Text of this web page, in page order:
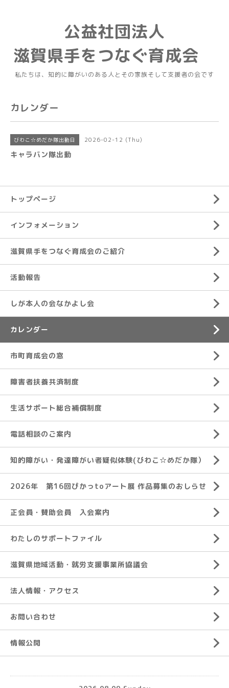
公益社団法人
滋賀県手をつなぐ育成会
私たちは、知的に障がいのある人とその家族そして支援者の会です
カレンダー
びわこ☆めだか隊出動日 2026-02-12 (Thu)
キャラバン隊出動
トップページ
インフォメーション
滋賀県手をつなぐ育成会のご紹介
活動報告
しが本人の会なかよし会
カレンダー
市町育成会の窓
障害者扶養共済制度
生活サポート総合補償制度
電話相談のご案内
知的障がい・発達障がい者疑似体験(びわこ☆めだか隊）
2026年 第16回ぴかっtoアート展 作品募集のおしらせ
正会員・賛助会員 入会案内
わたしのサポートファイル
滋賀県地域活動・就労支援事業所協議会
法人情報・アクセス
お問い合わせ
情報公開